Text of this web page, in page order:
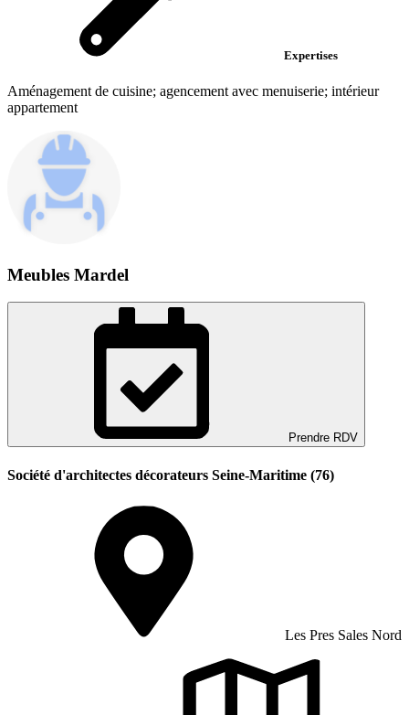
Expertises
Aménagement de cuisine; agencement avec menuiserie; intérieur
appartement
Meubles Mardel
Prendre RDV
Société d'architectes décorateurs Seine-Maritime (76)
Les Pres Sales Nord